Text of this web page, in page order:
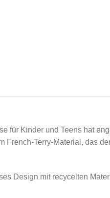
für Kinder und Teens hat
Terry-Material, das
Design mit recycelten